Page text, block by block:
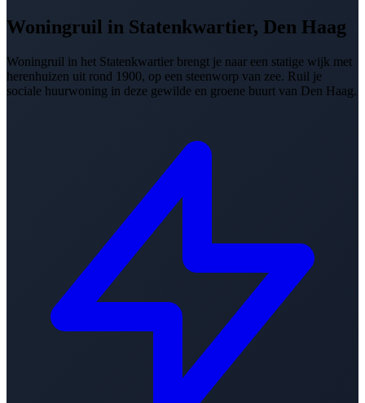
Woningruil in Statenkwartier, Den Haag
Woningruil in het Statenkwartier brengt je naar een statige wijk met
herenhuizen uit rond 1900, op een steenworp van zee. Ruil je
sociale huurwoning in deze gewilde en groene buurt van Den Haag.